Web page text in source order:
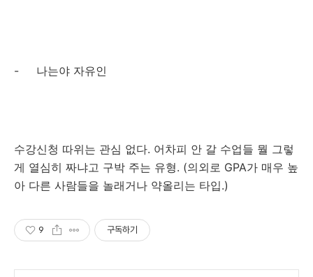
- 나는야 자유인
수강신청 따위는 관심 없다. 어차피 안 갈 수업들 뭘 그렇
게 열심히 짜냐고 구박 주는 유형. (의외로 GPA가 매우 높
아 다른 사람들을 놀래거나 약올리는 타입.)
9 구독하기